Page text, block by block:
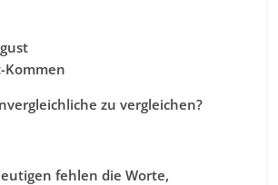
Kommen
zu vergleichen?
fehlen die Worte,